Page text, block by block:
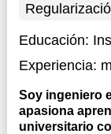
Educación:
Experiencia:
Soy ingeniero
apasiona
universitario